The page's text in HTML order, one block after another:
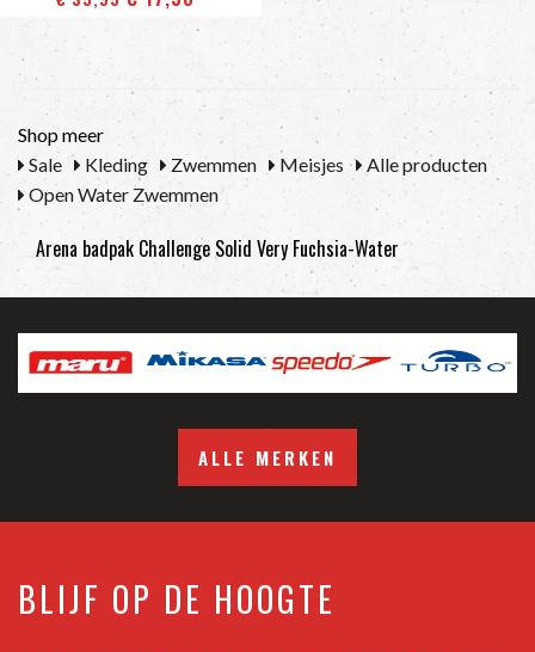
Shop meer
Sale
Kleding Zwemmen Meisjes
Alle producten
Open Water Zwemmen
Arena badpak Challenge Solid Very Fuchsia-Water
ALLE MERKEN
BLIJF OP DE HOOGTE